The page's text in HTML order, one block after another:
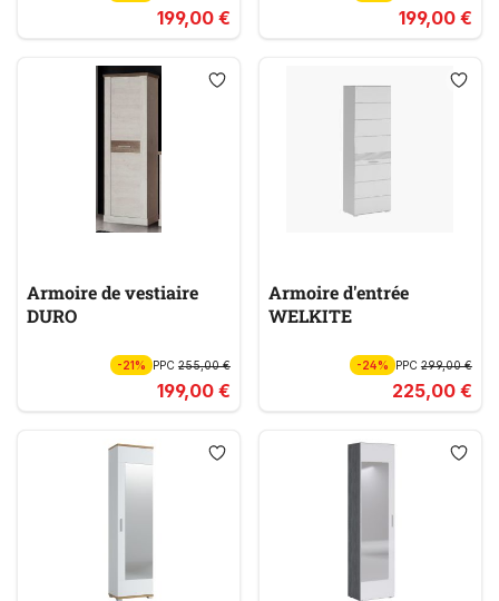
199,00 € 199,00 €
Armoire de vestiaire
DURO
-21% PPC 255,00 €
199,00 €
Armoire d'entrée
WELKITE
-24% PPC299,00 €
225,00 €